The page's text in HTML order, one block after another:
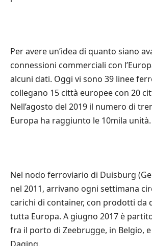
Per avere un’idea di quanto siano
connessioni commerciali con
alcuni dati. Oggi vi sono 39 linee
collegano 15 città europee con 20
Nell’agosto del 2019 il numero di
Europa ha raggiunto le 10mila unità.
Nel nodo ferroviario di Duisburg
nel 2011, arrivano ogni settimana
carichi di container, con prodotti da
tutta Europa. A giugno 2017 è
fra il porto di Zeebrugge, in Belgio,